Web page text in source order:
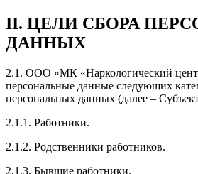
II. ЦЕЛИ СБОРА
ДАННЫХ
2.1. ООО «МК «Наркологический
персональные данные следующих
персональных данных (далее –
2.1.1. Работники.
2.1.2. Родственники работников.
2.1.3. Бывшие работники.